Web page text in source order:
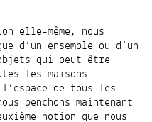
elle-même, nous
d’un ensemble ou d’un
qui peut être
les maisons
de tous les
penchons maintenant
notion que nous